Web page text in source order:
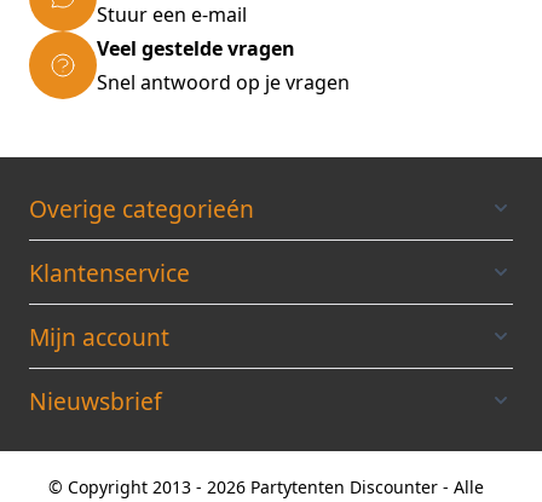
Stuur een e-mail
Veel gestelde vragen
Snel antwoord op je vragen
Overige categorieén
Klantenservice
Mijn account
Nieuwsbrief
© Copyright 2013 - 2026 Partytenten Discounter - Alle